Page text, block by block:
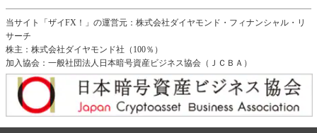
当サイト「ザイFX！」の運営元：株式会社ダイヤモンド・フィナンシャル・リ
サーチ
株主：株式会社ダイヤモンド社（100％）
加入協会：一般社団法人日本暗号資産ビジネス協会（ＪＣＢＡ）